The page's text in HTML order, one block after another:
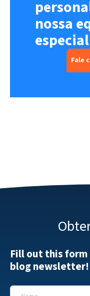
nossa
Fale
Fill out this
blog newsletter!
Nome